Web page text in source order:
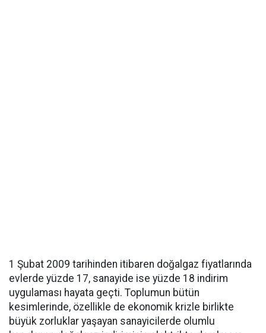
1 Şubat 2009 tarihinden itibaren doğalgaz fiyatlarında
evlerde yüzde 17, sanayide ise yüzde 18 indirim
uygulaması hayata geçti. Toplumun bütün
kesimlerinde, özellikle de ekonomik krizle birlikte
büyük zorluklar yaşayan sanayicilerde olumlu